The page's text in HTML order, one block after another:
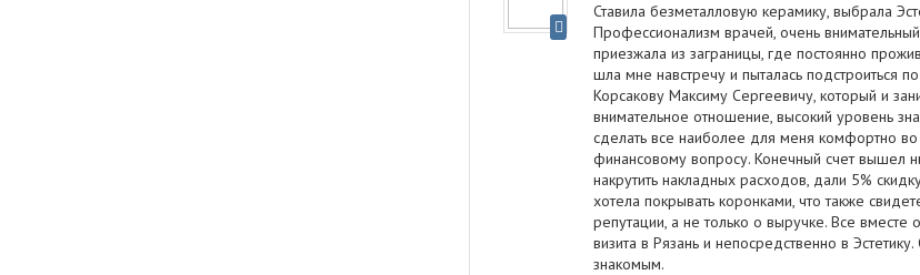
Ставила безметалловую керамику, выбрала
Профессионализм врачей, очень
приезжала из заграницы, где постоянно
шла мне навстречу и пыталась подстроиться
Корсакову Максиму Сергеевичу, который и
внимательное отношение, высокий уровень
сделать все наиболее для меня комфортно
финансовому вопросу. Конечный счет вышел
накрутить накладных расходов, дали 5%
хотела покрывать коронками, что также
репутации, а не только о выручке. Все вместе
визита в Рязань и непосредственно в
знакомым.